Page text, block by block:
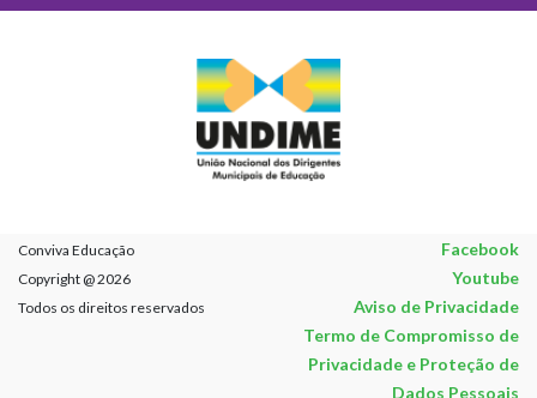
Conviva Educação Facebook
Copyright @ 2026 Youtube
Todos os direitos reservados
Aviso de Privacidade
Termo de Compromisso de
Privacidade e Proteção de
Dados Pessoais